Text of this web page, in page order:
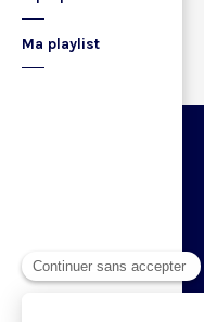
Ma playlist